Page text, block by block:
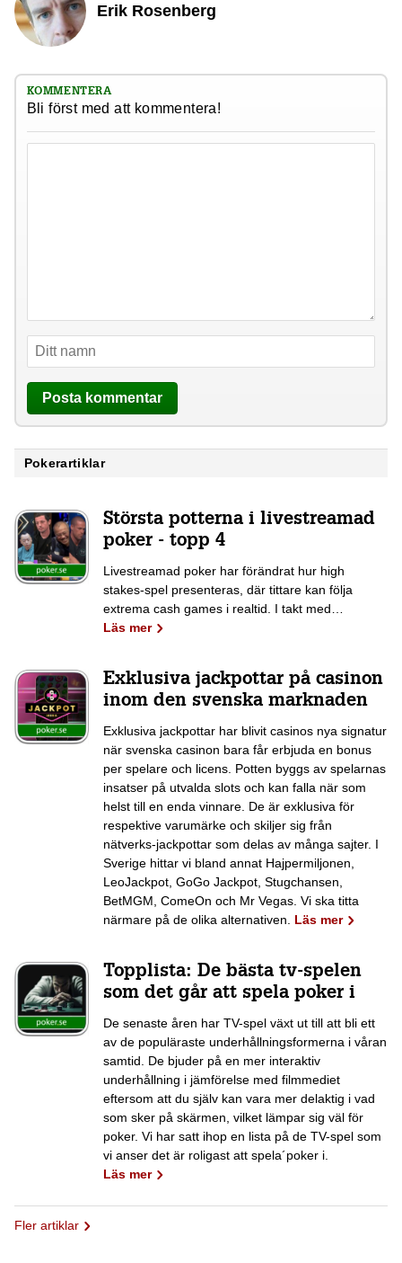
Erik Rosenberg
KOMMENTERA
Bli först med att kommentera!
Pokerartiklar
Största potterna i livestreamad
poker - topp 4
Livestreamad poker har förändrat hur high
stakes-spel presenteras, där tittare kan följa
extrema cash games i realtid. I takt med…
Läs mer
Exklusiva jackpottar på casinon
inom den svenska marknaden
Exklusiva jackpottar har blivit casinos nya signatur
när svenska casinon bara får erbjuda en bonus
per spelare och licens. Potten byggs av spelarnas
insatser på utvalda slots och kan falla när som
helst till en enda vinnare. De är exklusiva för
respektive varumärke och skiljer sig från
nätverks-jackpottar som delas av många sajter. I
Sverige hittar vi bland annat Hajpermiljonen,
LeoJackpot, GoGo Jackpot, Stugchansen,
BetMGM, ComeOn och Mr Vegas. Vi ska titta
närmare på de olika alternativen. Läs mer
Topplista: De bästa tv-spelen
som det går att spela poker i
De senaste åren har TV-spel växt ut till att bli ett
av de populäraste underhållningsformerna i våran
samtid. De bjuder på en mer interaktiv
underhållning i jämförelse med filmmediet
eftersom att du själv kan vara mer delaktig i vad
som sker på skärmen, vilket lämpar sig väl för
poker. Vi har satt ihop en lista på de TV-spel som
vi anser det är roligast att spela´poker i.
Läs mer
Fler artiklar